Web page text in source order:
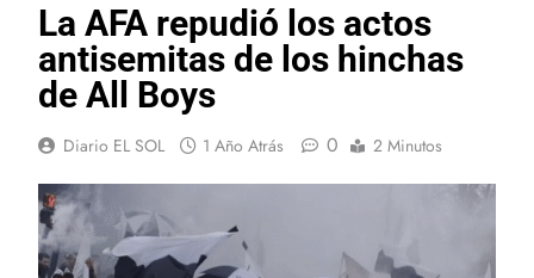
La AFA repudió los actos
antisemitas de los hinchas
de All Boys
Diario EL SOL 1 Año Atrás 0 2 Minutos